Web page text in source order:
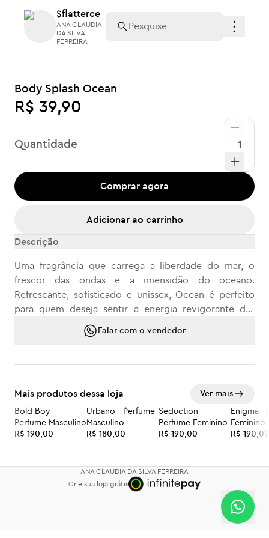
$flatterce
ANA CLAUDIA
DA SILVA
FERREIRA
$flatterce
ANA CLAUDIA
DA SILVA
FERREIRA
Body Splash Ocean
R$ 39,90
Quantidade
Comprar agora
Adicionar ao carrinho
Descrição
Uma fragrância que carrega a liberdade do mar, o
frescor das ondas e a imensidão do oceano.
Refrescante, sofisticado e unissex, Ocean é perfeito
para quem deseja sentir a energia revigorante das
águas onde quer que esteja.
Falar com o vendedor
Mais produtos dessa loja Ver mais
Bold Boy -
Perfume Masculino
R$ 190,00
Urbano - `Perfume
Masculino
R$ 180,00
Seduction -
Perfume Feminino
R$ 190,00
Enigma -
Feminino
R$ 190,00
ANA CLAUDIA DA SILVA FERREIRA
Crie sua loja grátis